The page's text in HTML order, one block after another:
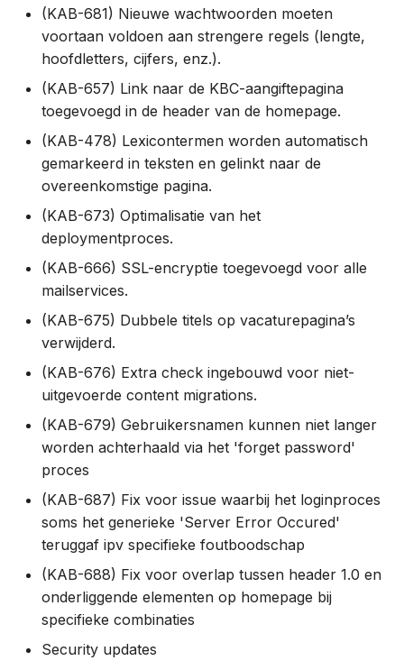
(KAB-681) Nieuwe wachtwoorden moeten
voortaan voldoen aan strengere regels (lengte,
hoofdletters, cijfers, enz.).
(KAB-657) Link naar de KBC-aangiftepagina
toegevoegd in de header van de homepage.
(KAB-478) Lexicontermen worden automatisch
gemarkeerd in teksten en gelinkt naar de
overeenkomstige pagina.
(KAB-673) Optimalisatie van het
deploymentproces.
(KAB-666) SSL-encryptie toegevoegd voor alle
mailservices.
(KAB-675) Dubbele titels op vacaturepagina’s
verwijderd.
(KAB-676) Extra check ingebouwd voor niet-
uitgevoerde content migrations.
(KAB-679) Gebruikersnamen kunnen niet langer
worden achterhaald via het 'forget password'
proces
(KAB-687) Fix voor issue waarbij het loginproces
soms het generieke 'Server Error Occured'
teruggaf ipv specifieke foutboodschap
(KAB-688) Fix voor overlap tussen header 1.0 en
onderliggende elementen op homepage bij
specifieke combinaties
Security updates